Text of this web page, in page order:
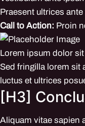
Praesent ultrices
Call to Action: Proin
Lorem ipsum dolor
Sed fringilla lorem sit
luctus et ultrices
[H3]
Aliquam vitae sapien